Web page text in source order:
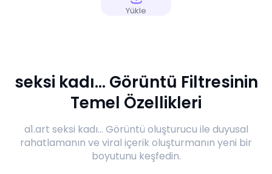
Yükle
seksi kadı... Görüntü Filtresinin
Temel Özellikleri
a1.art seksi kadı... Görüntü oluşturucu ile duyusal
rahatlamanın ve viral içerik oluşturmanın yeni bir
boyutunu keşfedin.